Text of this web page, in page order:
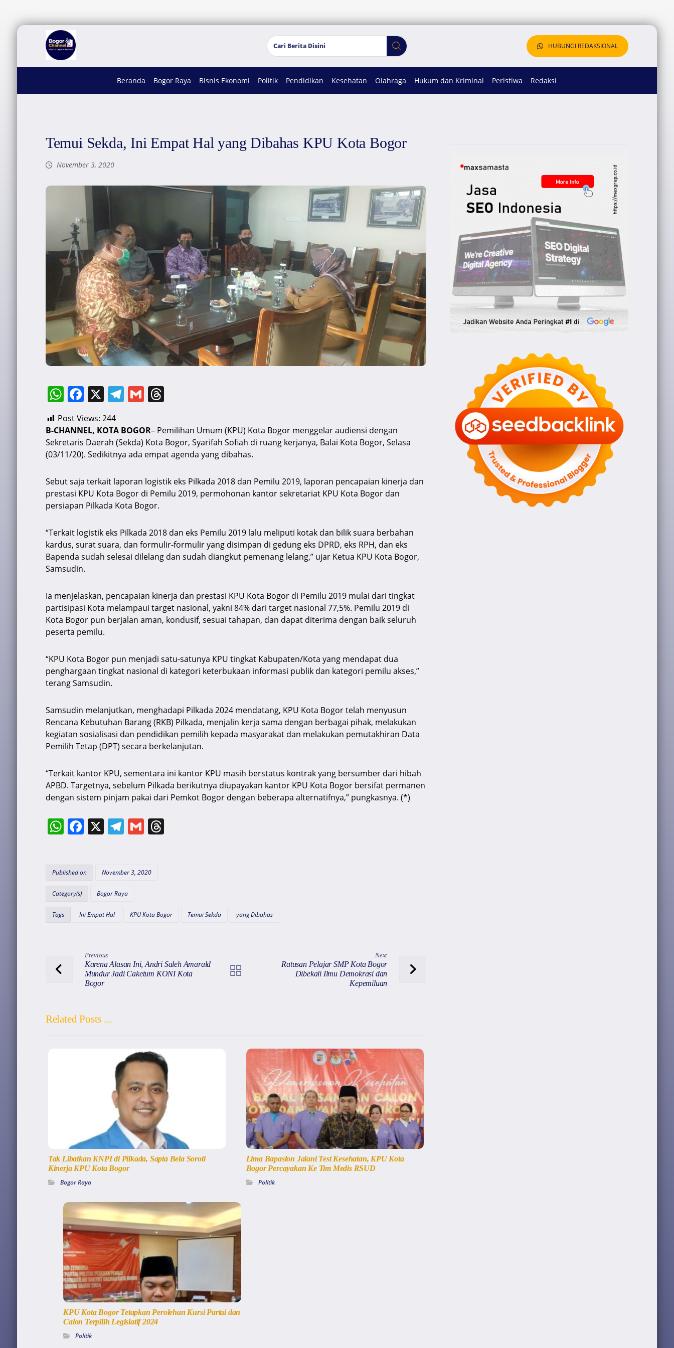
HUBUNGI REDAKSIONAL
Beranda Bogor Raya Bisnis Ekonomi Politik Pendidikan Kesehatan Olahraga Hukum dan Kriminal Peristiwa Redaksi
Temui Sekda, Ini Empat Hal yang Dibahas KPU Kota Bogor
November 3, 2020
W
h
at
s
A
p
p
F
c
e
b
o
o
k
X T
e
gr
a
m
G
ai
l
T
e
a
d
s
Post Views: 244
B-CHANNEL, KOTA BOGOR– Pemilihan Umum (KPU) Kota Bogor menggelar audiensi dengan
Sekretaris Daerah (Sekda) Kota Bogor, Syarifah Sofiah di ruang kerjanya, Balai Kota Bogor, Selasa
(03/11/20). Sedikitnya ada empat agenda yang dibahas.
Sebut saja terkait laporan logistik eks Pilkada 2018 dan Pemilu 2019, laporan pencapaian kinerja dan
prestasi KPU Kota Bogor di Pemilu 2019, permohonan kantor sekretariat KPU Kota Bogor dan
persiapan Pilkada Kota Bogor.
“Terkait logistik eks Pilkada 2018 dan eks Pemilu 2019 lalu meliputi kotak dan bilik suara berbahan
kardus, surat suara, dan formulir-formulir yang disimpan di gedung eks DPRD, eks RPH, dan eks
Bapenda sudah selesai dilelang dan sudah diangkut pemenang lelang,” ujar Ketua KPU Kota Bogor,
Samsudin.
Ia menjelaskan, pencapaian kinerja dan prestasi KPU Kota Bogor di Pemilu 2019 mulai dari tingkat
partisipasi Kota melampaui target nasional, yakni 84% dari target nasional 77,5%. Pemilu 2019 di
Kota Bogor pun berjalan aman, kondusif, sesuai tahapan, dan dapat diterima dengan baik seluruh
peserta pemilu.
“KPU Kota Bogor pun menjadi satu-satunya KPU tingkat Kabupaten/Kota yang mendapat dua
penghargaan tingkat nasional di kategori keterbukaan informasi publik dan kategori pemilu akses,”
terang Samsudin.
Samsudin melanjutkan, menghadapi Pilkada 2024 mendatang, KPU Kota Bogor telah menyusun
Rencana Kebutuhan Barang (RKB) Pilkada, menjalin kerja sama dengan berbagai pihak, melakukan
kegiatan sosialisasi dan pendidikan pemilih kepada masyarakat dan melakukan pemutakhiran Data
Pemilih Tetap (DPT) secara berkelanjutan.
“Terkait kantor KPU, sementara ini kantor KPU masih berstatus kontrak yang bersumber dari hibah
APBD. Targetnya, sebelum Pilkada berikutnya diupayakan kantor KPU Kota Bogor bersifat permanen
dengan sistem pinjam pakai dari Pemkot Bogor dengan beberapa alternatifnya,” pungkasnya. (*)
W
s
A
p
F
e
o
o
X T
gr
a
m
G
l
T
Published on November 3, 2020
Category(s) Bogor Raya
Tags Ini Empat Hal KPU Kota Bogor Temui Sekda yang Dibahas
Previous
Karena Alasan Ini, Andri Saleh Amarald
Mundur Jadi Caketum KONI Kota
Bogor
Next
Ratusan Pelajar SMP Kota Bogor
Dibekali Ilmu Demokrasi dan
Kepemiluan
Related Posts ...
Tak Libatkan KNPI di Pilkada, Sapta Bela Soroti
Kinerja KPU Kota Bogor
Bogor Raya
Lima Bapaslon Jalani Test Kesehatan, KPU Kota
Bogor Percayakan Ke Tim Medis RSUD
Politik
KPU Kota Bogor Tetapkan Perolehan Kursi Partai dan
Calon Terpilih Legislatif 2024
Politik